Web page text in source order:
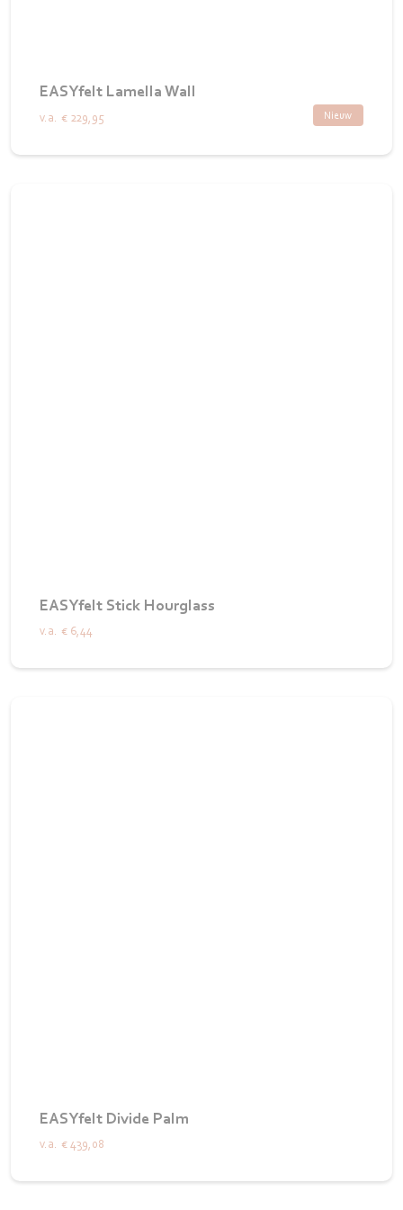
EASYfelt Lamella Wall
Nieuw
v.a. € 229,95
EASYfelt Stick Hourglass
v.a. € 6,44
EASYfelt Divide Palm
v.a. € 439,08